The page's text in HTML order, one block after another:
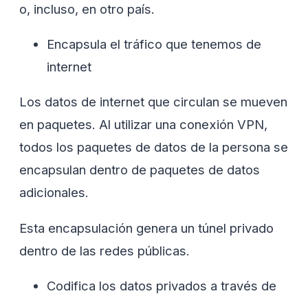
o, incluso, en otro país.
Encapsula el tráfico que tenemos de
internet
Los datos de internet que circulan se mueven
en paquetes. Al utilizar una conexión VPN,
todos los paquetes de datos de la persona se
encapsulan dentro de paquetes de datos
adicionales.
Esta encapsulación genera un túnel privado
dentro de las redes públicas.
Codifica los datos privados a través de